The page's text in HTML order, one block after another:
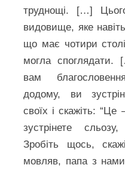
труднощі. […]
видовище, яке
що має чотири
могла
вам
додому, ви
своїх і скажіть:
зустрінете
Зробіть щось,
мовляв, папа з